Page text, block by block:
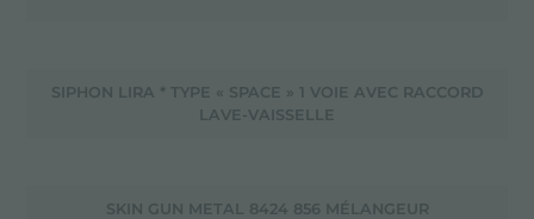
SIPHON LIRA * TYPE « SPACE » 1 VOIE AVEC RACCORD
LAVE-VAISSELLE
SKIN GUN METAL 8424 856 MÉLANGEUR